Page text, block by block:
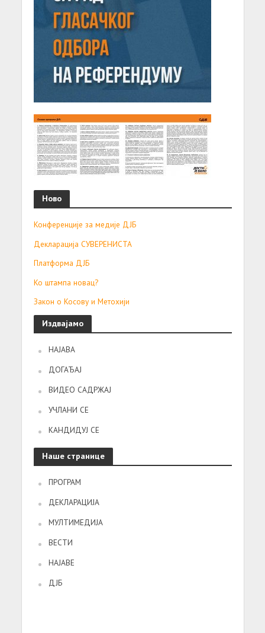
Ново
Конференције за медије ДЈБ
Декларација СУВЕРЕНИСТА
Платформа ДЈБ
Ко штампа новац?
Закон о Косову и Метохији
Издвајамо
НАЈАВА
ДОГАЂАЈ
ВИДЕО САДРЖАЈ
УЧЛАНИ СЕ
КАНДИДУЈ СЕ
Наше странице
ПРОГРАМ
ДЕКЛАРАЦИЈА
МУЛТИМЕДИЈА
ВЕСТИ
НАЈАВЕ
ДЈБ